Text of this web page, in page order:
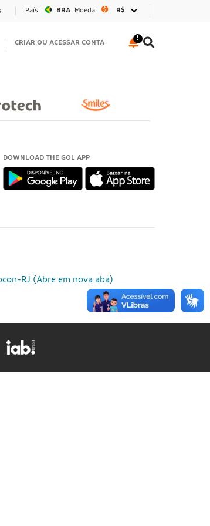
País: BRA Moeda: R$
CRIAR OU ACESSAR CONTA
DOWNLOAD THE GOL APP
RJ (Abre em nova aba)